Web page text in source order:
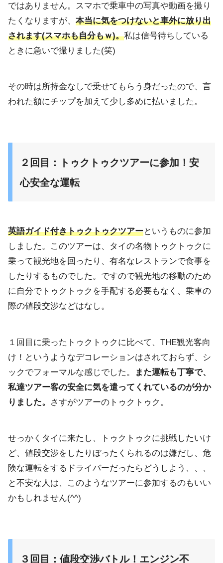
ではありません。スマホで乗車中の写真や動画を撮り
たくなりますが、 本当に気をつけないと車外に放り出
されます(スマホも自分もｗ)。私は信号待ちしている
ときに急いで撮りました(笑)
その時は所持金なしで乗せてもらう身だったので、言
われた額にチップを加えて少し多めに払いました。
２回目：トゥクトゥクツアーに参加！安
心安全な運転
英語ガイド付きトゥクトゥクツアーというものに参加
しました。このツアーは、タイの名物トゥクトゥクに
乗って観光地を回ったり、有名なレストランで食事を
したりするものでした。ですので観光地の移動のため
に自分でトゥクトゥクを手配する必要もなく、乗車の
際の値段交渉などはなし。
１回目に乗ったトゥクトゥクに比べて、THE観光客向
け！ というようなデコレーションはされておらず、シ
ックでフォーマルな感じでした。
また運転も丁寧で、
私達ツアー客の安全に気を遣ってくれているのが分か
りました。
さすがツアーのトゥクトゥク。
せっかくタイに来たし、トゥクトゥクに挑戦したいけ
ど、値段交渉をしたりぼったくられるのは嫌だし、 危
険な運転をするドライバーだったらどうしよう、、、
と不安な人は、
このようなツアーに参加するのもいい
かもしれません(^^)
３回目：値段交渉バトル！エンジン不